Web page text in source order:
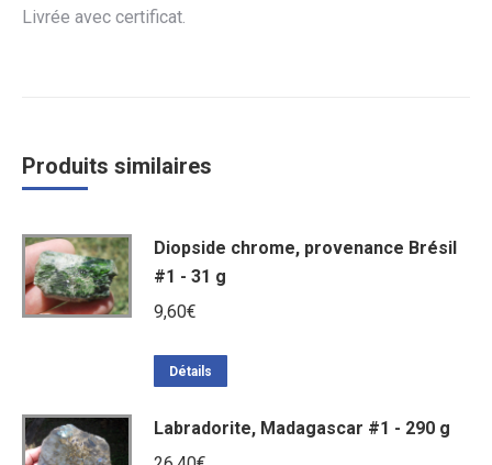
Livrée avec certificat.
Produits similaires
Diopside chrome, provenance Brésil
#1 - 31 g
9,60€
Détails
Labradorite, Madagascar #1 - 290 g